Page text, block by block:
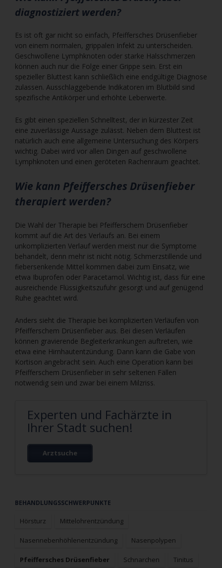
diagnostiziert werden?
Es ist oft gar nicht so einfach, Pfeiffersches Drüsenfieber
von einem normalen, grippalen Infekt zu unterscheiden.
Geschwollene Lymphknoten oder starke Halsschmerzen
können auch nur die Folge einer Grippe sein. Erst ein
spezieller Bluttest kann schließlich eine endgültige Diagnose
zulassen. Ausschlaggebende Indikatoren im Blutbild sind
spezifische Antikörper und erhöhte Leberwerte.
Es gibt einen speziellen Schnelltest, der in kürzester Zeit
eine zuverlässige Aussage zulässt. Neben dem Bluttest ist
natürlich auch eine allgemeine Untersuchung des Körpers
wichtig. Dabei wird vor allen Dingen auf geschwollene
Lymphknoten und einen geröteten Rachenraum geachtet.
Wie kann Pfeiffersches Drüsenfieber
therapiert werden?
Die Wahl der Therapie bei Pfeifferschem Drüsenfieber
kommt auf die Art des Verlaufs an. Bei einem
unkomplizierten Verlauf werden meist nur die Symptome
behandelt, denn mehr ist nicht nötig. Schmerzstillende und
fiebersenkende Mittel kommen dabei zum Einsatz, wie
etwa Ibuprofen oder Paracetamol. Wichtig ist, dass für eine
ausreichende Flüssigkeitszufuhr gesorgt und auf genügend
Ruhe geachtet wird.
Anders sieht die Therapie bei komplizierten Verläufen von
Pfeifferschem Drüsenfieber aus. Bei diesen Verläufen
können gravierende Begleiterkrankungen auftreten, wie
etwa eine Hirnhautentzündung. Dann kann die Gabe von
Kortison angebracht sein. Auch eine Operation kann bei
Pfeifferschem Drüsenfieber in sehr seltenen Fällen
notwendig sein und zwar bei einem Milzriss.
Experten und Fachärzte in
Ihrer Stadt suchen!
Arztsuche
Navigation
BEHANDLUNGSSCHWERPUNKTE
Hörsturz Mittelohrentzündung
Nasennebenhöhlenentzündung Nasenpolypen
Pfeiffersches Drüsenfieber Schnarchen Tinitus